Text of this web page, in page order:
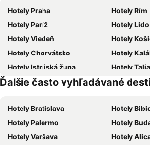
Hotely Praha
Hotely Rím
Hotely Paríž
Hotely
Hotely Viedeň
Hotely
Hotely Chorvátsko
Hotely
Hotely Istrijská župa
Hotely
Hotely Slovensko
Hotely
Ďalšie často vyhľadávané
Hotely Bratislava
Hotely
Hotely Palermo
Hotely
Hotely Varšava
Hotely